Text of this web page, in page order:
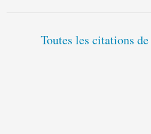
Toutes les citations